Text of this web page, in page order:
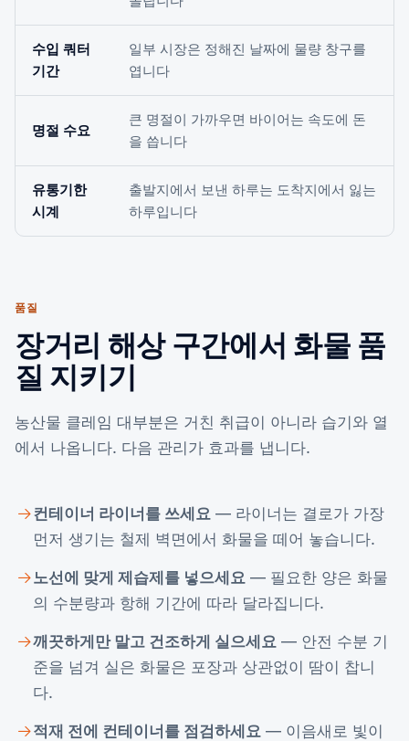
수입 쿼터
기간
일부 시장은 정해진 날짜에 물량 창구를
엽니다
명절 수요
큰 명절이 가까우면 바이어는 속도에 돈
을 씁니다
유통기한
시계
출발지에서 보낸 하루는 도착지에서 잃는
하루입니다
품질
장거리 해상 구간에서 화물 품
질 지키기
농산물 클레임 대부분은 거친 취급이 아니라 습기와 열
에서 나옵니다. 다음 관리가 효과를 냅니다.
컨테이너 라이너를 쓰세요 — 라이너는 결로가 가장
먼저 생기는 철제 벽면에서 화물을 떼어 놓습니다.
노선에 맞게 제습제를 넣으세요 — 필요한 양은 화물
의 수분량과 항해 기간에 따라 달라집니다.
깨끗하게만 말고 건조하게 실으세요 — 안전 수분 기
준을 넘겨 실은 화물은 포장과 상관없이 땀이 찹니
다.
적재 전에 컨테이너를 점검하세요 — 이음새로 빛이